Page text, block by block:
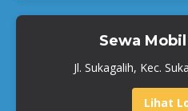
Sewa
Jl. Sukagalih, Kec.
Lihat